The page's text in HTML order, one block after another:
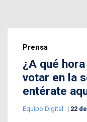
Prensa
¿A qué
votar en la
entérate
Equipo Digital 22